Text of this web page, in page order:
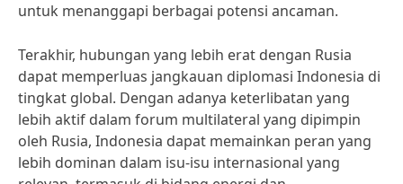
untuk menanggapi berbagai potensi ancaman.
Terakhir, hubungan yang lebih erat dengan Rusia
dapat memperluas jangkauan diplomasi Indonesia di
tingkat global. Dengan adanya keterlibatan yang
lebih aktif dalam forum multilateral yang dipimpin
oleh Rusia, Indonesia dapat memainkan peran yang
lebih dominan dalam isu-isu internasional yang